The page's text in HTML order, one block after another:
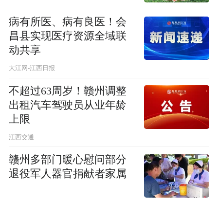
病有所医、病有良医！会
昌县实现医疗资源全域联
动共享
大江网-江西日报
不超过63周岁！赣州调整
出租汽车驾驶员从业年龄
上限
江西交通
赣州多部门暖心慰问部分
退役军人器官捐献者家属